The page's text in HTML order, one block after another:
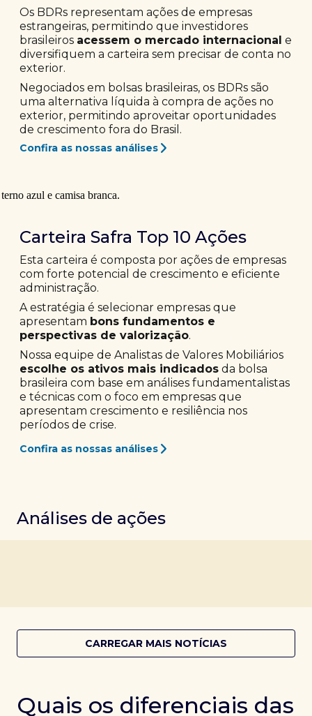
Os BDRs representam ações de empresas
estrangeiras, permitindo que investidores
brasileiros acessem o mercado internacional e
diversifiquem a carteira sem precisar de conta no
exterior.
Negociados em bolsas brasileiras, os BDRs são
uma alternativa líquida à compra de ações no
exterior, permitindo aproveitar oportunidades
de crescimento fora do Brasil.
Confira as nossas análises
Carteira Safra Top 10 Ações
Esta carteira é composta por ações de empresas
com forte potencial de crescimento e eficiente
administração.
A estratégia é selecionar empresas que
apresentam bons fundamentos e
perspectivas de valorização.
Nossa equipe de Analistas de Valores Mobiliários
escolhe os ativos mais indicados da bolsa
brasileira com base em análises fundamentalistas
e técnicas com o foco em empresas que
apresentam crescimento e resiliência nos
períodos de crise.
Confira as nossas análises
Análises de ações
CARREGAR MAIS NOTÍCIAS
Quais os diferenciais das